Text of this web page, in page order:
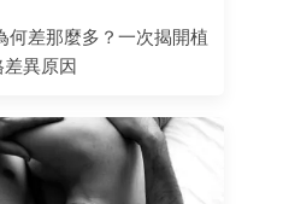
何差那麼多？一次揭開植
差異原因